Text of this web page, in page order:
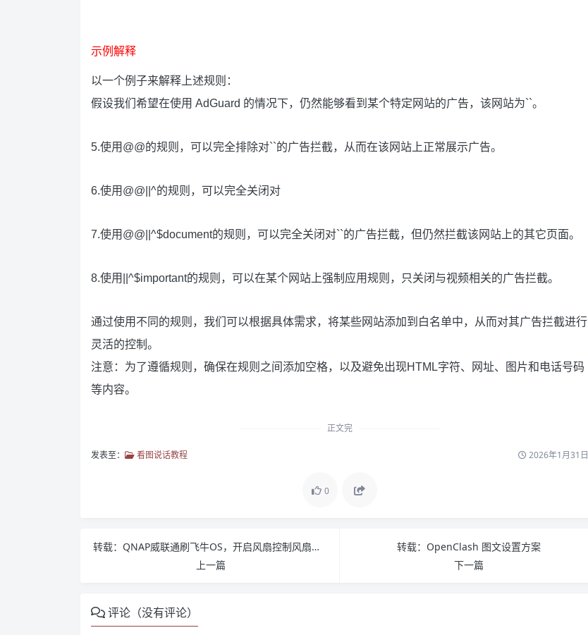
示例解释
以一个例子来解释上述规则：
假设我们希望在使用 AdGuard 的情况下，仍然能够看到某个特定网站的广告，该网站为``。
5.使用@@的规则，可以完全排除对``的广告拦截，从而在该网站上正常展示广告。
6.使用@@||^的规则，可以完全关闭对
7.使用@@||^$document的规则，可以完全关闭对``的广告拦截，但仍然拦截该网站上的其它页面。
8.使用||^$important的规则，可以在某个网站上强制应用规则，只关闭与视频相关的广告拦截。
通过使用不同的规则，我们可以根据具体需求，将某些网站添加到白名单中，从而对其广告拦截进行
灵活的控制。
注意：为了遵循规则，确保在规则之间添加空格，以及避免出现HTML字符、网址、图片和电话号码
等内容。
正文完
发表至： 看图说话教程 2026年1月31日
0
转载：QNAP威联通刷飞牛OS，开启风扇控制风扇驱动
上一篇
转载：OpenClash 图文设置方案
下一篇
评论（没有评论）